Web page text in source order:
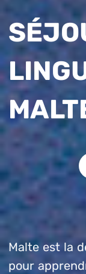
Malte est la
pour